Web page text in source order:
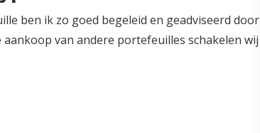
ben ik zo goed begeleid en geadviseerd door
van andere portefeuilles schakelen wij